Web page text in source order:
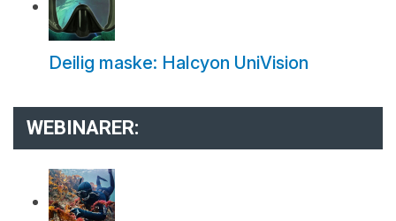
Deilig maske: Halcyon UniVision
WEBINARER: